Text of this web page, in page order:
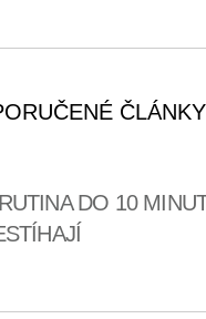
ČLÁNKY
DO 10